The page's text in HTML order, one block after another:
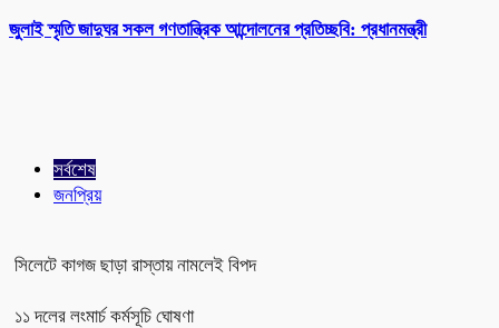
জুলাই স্মৃতি জাদুঘর সকল গণতান্ত্রিক আন্দোলনের প্রতিচ্ছবি: প্রধানমন্ত্রী
সর্বশেষ
জনপ্রিয়
সিলেটে কাগজ ছাড়া রাস্তায় নামলেই বিপদ
১১ দলের লংমার্চ কর্মসূচি ঘোষণা